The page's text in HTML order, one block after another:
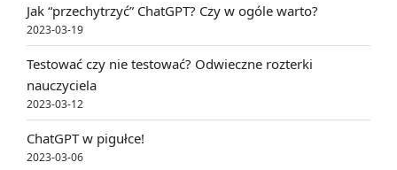
Jak “przechytrzyć” ChatGPT? Czy w ogóle warto?
2023-03-19
Testować czy nie testować? Odwieczne rozterki
nauczyciela
2023-03-12
ChatGPT w pigułce!
2023-03-06